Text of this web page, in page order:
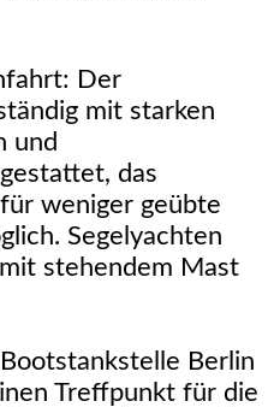
Der
mit starken
und
das
weniger geübte
Segelyachten
stehendem Mast
Berlin
Treffpunkt für die